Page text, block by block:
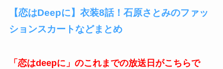
【恋はDeepに】衣装8話！石原さとみのファッ
ションスカートなどまとめ
「恋はdeepに」のこれまでの放送日がこちらで